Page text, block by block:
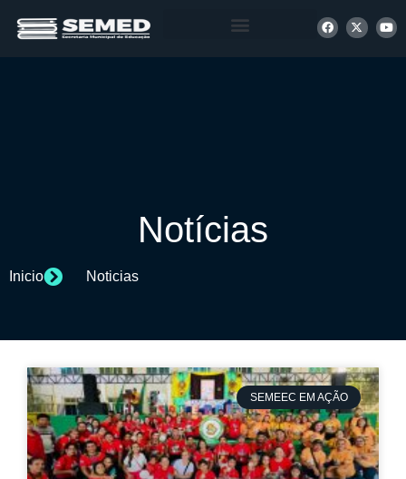
Notícias
Inicio Noticias
SEMEEC EM AÇÃO